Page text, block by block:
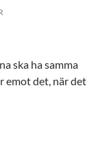
ska ha samma
emot det, när det